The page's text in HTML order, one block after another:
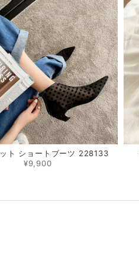
ト ショートブーツ 228133
¥9,900